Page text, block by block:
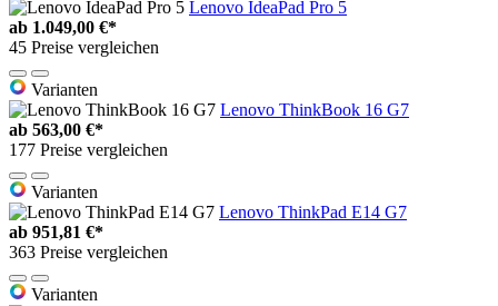
Lenovo IdeaPad Pro 5
ab 1.049,00 €*
45 Preise vergleichen
Varianten
Lenovo ThinkBook 16 G7
ab 563,00 €*
177 Preise vergleichen
Varianten
Lenovo ThinkPad E14 G7
ab 951,81 €*
363 Preise vergleichen
Varianten